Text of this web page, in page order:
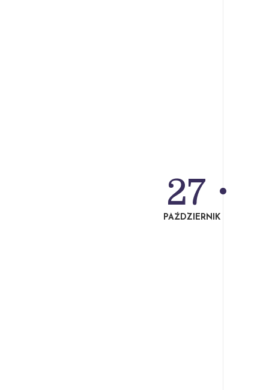
27
PAŹDZIERNIK